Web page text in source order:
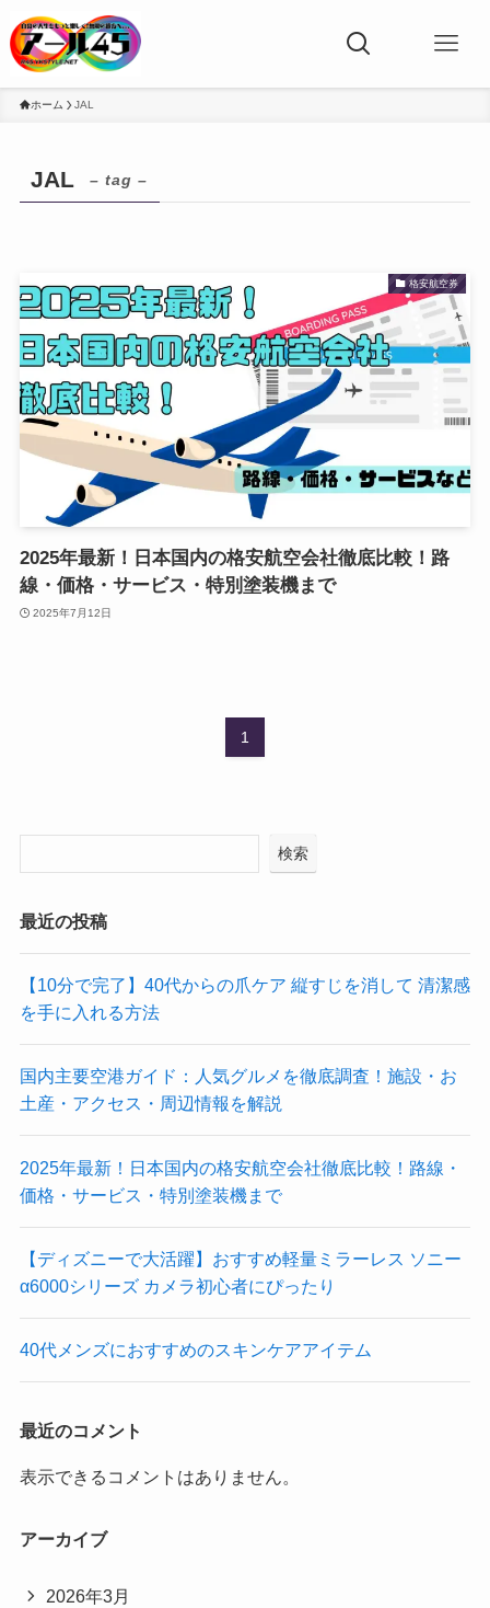
ホーム JAL
JAL – tag –
格安航空券
2025年最新！日本国内の格安航空会社徹底比較！路
線・価格・サービス・特別塗装機まで
2025年7月12日
1
検索
最近の投稿
【10分で完了】40代からの爪ケア 縦すじを消して 清潔感
を手に入れる方法
国内主要空港ガイド：人気グルメを徹底調査！施設・お
土産・アクセス・周辺情報を解説
2025年最新！日本国内の格安航空会社徹底比較！路線・
価格・サービス・特別塗装機まで
【ディズニーで大活躍】おすすめ軽量ミラーレス ソニー
α6000シリーズ カメラ初心者にぴったり
40代メンズにおすすめのスキンケアアイテム
最近のコメント
表示できるコメントはありません。
アーカイブ
2026年3月